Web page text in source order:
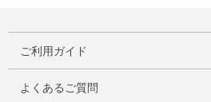
ご利用ガイド
よくあるご質問